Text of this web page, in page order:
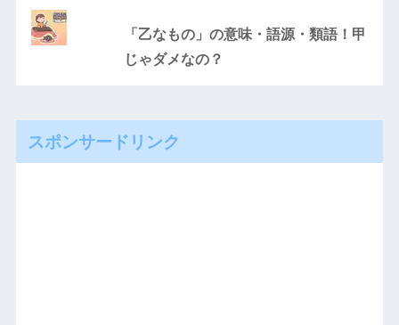
「乙なもの」の意味・語源・類語！甲
じゃダメなの？
スポンサードリンク